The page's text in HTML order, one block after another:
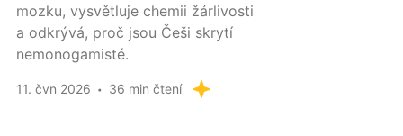
mozku, vysvětluje chemii žárlivosti
a odkrývá, proč jsou Češi skrytí
nemonogamisté.
11. čvn 2026 36 min čtení